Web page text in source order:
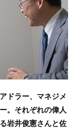
ドラー、マネジメ
。それぞれの偉人
岩井俊憲さんと佐